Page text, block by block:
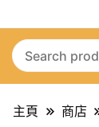
主頁 商店